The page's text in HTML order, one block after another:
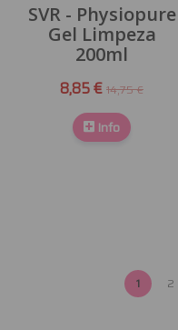
SVR - Physiopure
Gel Limpeza
200ml
8,85 € 14,75 €
Info
1 2